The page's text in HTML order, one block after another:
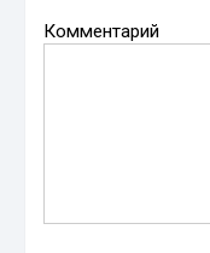
Комментарий